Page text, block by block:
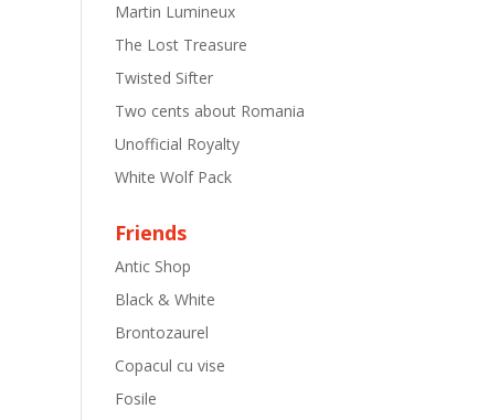
Martin Lumineux
The Lost Treasure
Twisted Sifter
Two cents about Romania
Unofficial Royalty
White Wolf Pack
Friends
Antic Shop
Black & White
Brontozaurel
Copacul cu vise
Fosile